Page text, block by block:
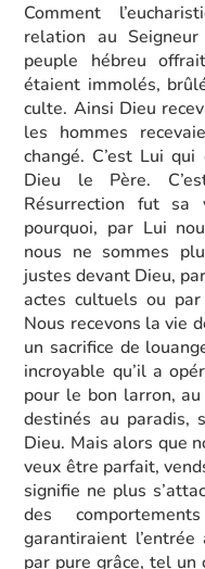
Comment
relation au
peuple hébreu
étaient immolés,
culte. Ainsi Dieu
les hommes
changé. C’est Lui
Dieu le Père.
Résurrection fut sa
pourquoi, par Lui
nous ne sommes
justes devant Dieu,
actes cultuels ou par
Nous recevons la vie
un sacrifice de
incroyable qu’il a
pour le bon larron,
destinés au paradis,
Dieu. Mais alors que
veux être parfait,
signifie ne plus
des
garantiraient
par pure grâce, tel un